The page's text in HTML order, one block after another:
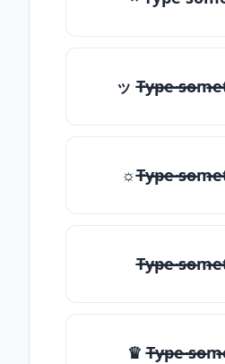
ッ T̶̴y̶̴p̶̴e̶̴
☼T̶̴y̶̴p̶̴e̶̴
T̶̴y̶̴p̶̴e̶̴
♛ T̶̴y̶̴p̶̴e̶̴